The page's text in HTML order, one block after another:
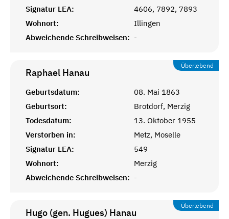
Signatur LEA:
4606, 7892, 7893
Wohnort:
Illingen
Abweichende Schreibweisen: -
Überlebend
Raphael Hanau
Geburtsdatum:
08. Mai 1863
Geburtsort:
Brotdorf, Merzig
Todesdatum:
13. Oktober 1955
Verstorben in:
Metz, Moselle
Signatur LEA:
549
Wohnort:
Merzig
Abweichende Schreibweisen: -
Überlebend
Hugo (gen. Hugues) Hanau